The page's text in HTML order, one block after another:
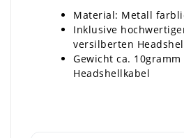
Material: Metall
Inklusive
versilberten
Gewicht ca. 10gramm
Headshellkabel